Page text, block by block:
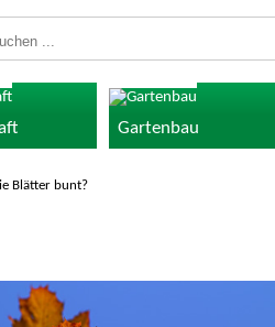
Gartenbau
Blätter bunt?